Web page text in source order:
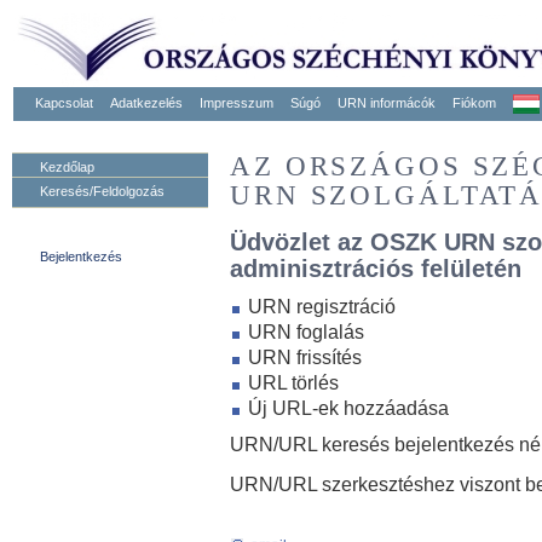
Kapcsolat Adatkezelés Impresszum Súgó URN informácók Fiókom
Kezdőlap
Keresés/Feldolgozás
Bejelentkezés
AZ ORSZÁGOS
URN
Üdvözlet az OSZK URN
adminisztrációs felületén
URN regisztráció
URN foglalás
URN frissítés
URL törlés
Új URL-ek hozzáadása
URN/URL keresés bejelentkezés
URN/URL szerkesztéshez viszont